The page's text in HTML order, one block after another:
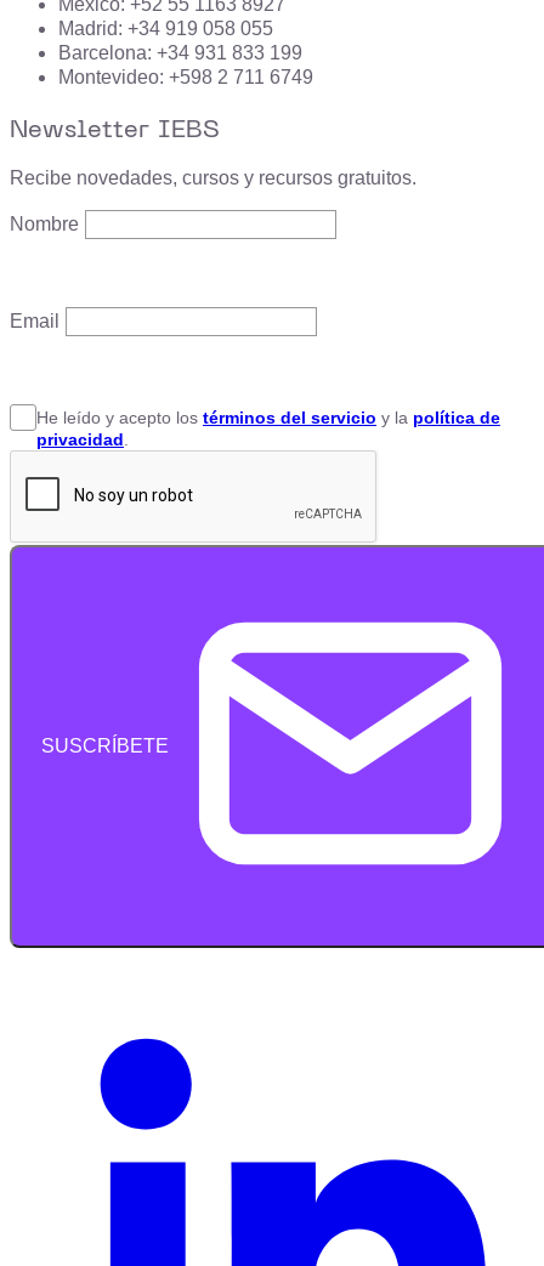
Madrid: +34 919 058 055
Barcelona: +34 931 833 199
Montevideo: +598 2 711 6749
Newsletter IEBS
Recibe novedades, cursos y recursos gratuitos.
Nombre
Email
He leído y acepto los términos del servicio y la política de
privacidad
SUSCRÍBETE